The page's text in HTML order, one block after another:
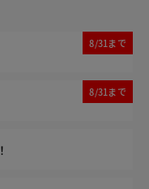
8/31まで
8/31まで